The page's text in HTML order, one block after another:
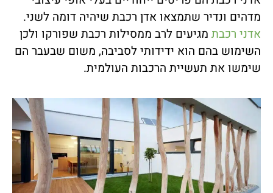
מדהים ונדיר שתמצאו אדן רכבת שיהיה דומה לשני.
אדני רכבת מגיעים לרב ממסילות רכבת שפורקו ולכן
השימוש בהם הוא ידידותי לסביבה, משום שבעבר הם
שימשו את תעשיית הרכבות העולמית.